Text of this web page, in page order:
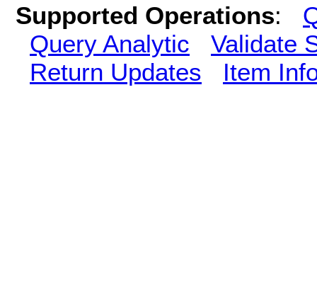
Supported Operations:
Query Analytic
Validate
Return Updates
Item